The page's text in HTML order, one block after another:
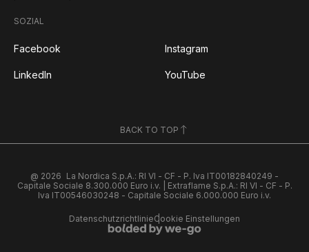
SOZIAL
Facebook Instagram
LinkedIn YouTube
BACK TO TOP
@ 2026 La Nordica S.p.A.: RI VI - CF - P. Iva IT00182840249 -
Capitale Sociale 8.300.000 Euro i.v. | Extraflame S.p.A.: RI VI - CF - P.
Iva IT00546030248 - Capitale Sociale 6.000.000 Euro i.v.
DatenschutzrichtlinieCookie Einstellungen